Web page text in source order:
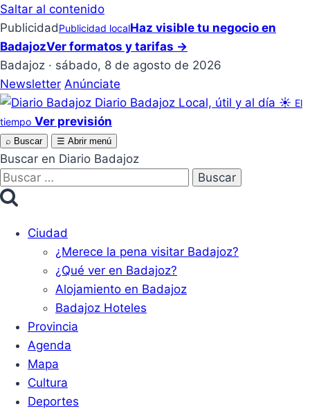
Saltar al contenido
PublicidadPublicidad localHaz visible tu negocio en
BadajozVer formatos y tarifas →
Badajoz · sábado, 8 de agosto de 2026
Newsletter Anúnciate
Diario Badajoz Local, útil y al día ☀ El
tiempo Ver previsión
⌕ Buscar ☰ Abrir menú
Buscar en Diario Badajoz
Buscar:
Ciudad
¿Merece la pena visitar Badajoz?
¿Qué ver en Badajoz?
Alojamiento en Badajoz
Badajoz Hoteles
Provincia
Agenda
Mapa
Cultura
Deportes